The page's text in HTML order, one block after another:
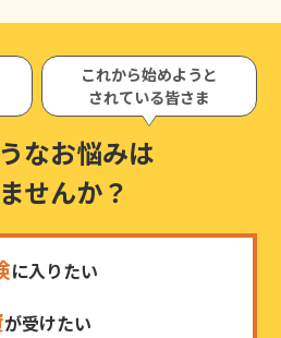
これから始めようと
されている皆さま
なお悩みは
せんか？
に入りたい
が受けたい